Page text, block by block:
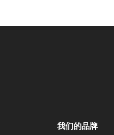
我们的品牌